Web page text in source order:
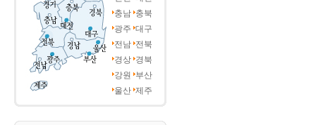
충남 충북
광주 대구
전남 전북
경상 경북
강원
부산
울산 제주